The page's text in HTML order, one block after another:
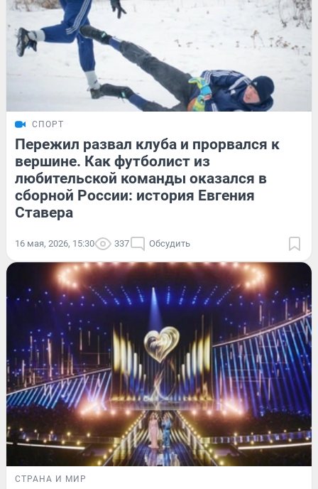
СПОРТ
Пережил развал клуба и прорвался к
вершине. Как футболист из
любительской команды оказался в
сборной России: история Евгения
Ставера
16 мая, 2026, 15:30 337 Обсудить
СТРАНА И МИР